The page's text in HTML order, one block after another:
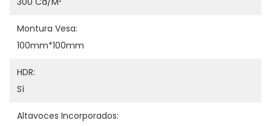
Montura Vesa:
100mm*100mm
HDR:
Sí
Altavoces Incorporados: